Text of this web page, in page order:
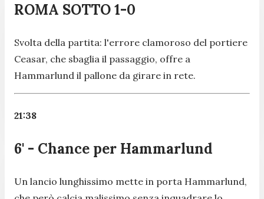
ROMA SOTTO 1-0
Svolta della partita: l'errore clamoroso del portiere
Ceasar, che sbaglia il passaggio, offre a
Hammarlund il pallone da girare in rete.
21:38
6' - Chance per Hammarlund
Un lancio lunghissimo mette in porta Hammarlund,